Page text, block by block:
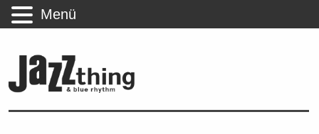
Menü